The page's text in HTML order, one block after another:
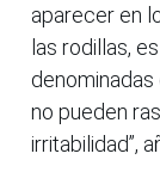
aparecer en
las rodillas,
no pueden
irritabilidad”,